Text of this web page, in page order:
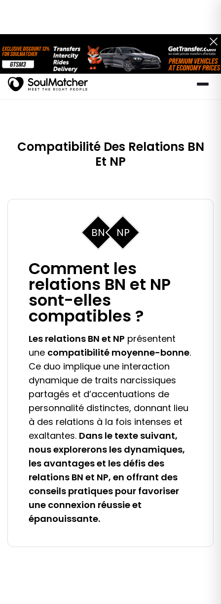
Compatibilité Des Relations BN
Et NP
BN NP
Comment les
relations BN et NP
sont-elles
compatibles ?
Les relations BN et NP présentent
une compatibilité moyenne-bonne.
Ce duo implique une interaction
dynamique de traits narcissiques
partagés et d’accentuations de
personnalité distinctes, donnant lieu
à des relations à la fois intenses et
exaltantes. Dans le texte suivant,
nous explorerons les dynamiques,
les avantages et les défis des
relations BN et NP, en offrant des
conseils pratiques pour favoriser
une connexion réussie et
épanouissante.